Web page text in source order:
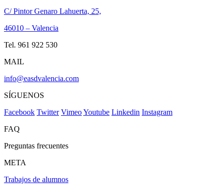
C/ Pintor Genaro Lahuerta, 25,
46010 – Valencia
Tel. 961 922 530
MAIL
info@easdvalencia.com
SÍGUENOS
Facebook Twitter VimeoYoutube Linkedin Instagram
FAQ
Preguntas frecuentes
META
Trabajos de alumnos